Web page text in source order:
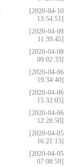
[2020-04-10
13:54:51]
[2020-04-08
11:39:45]
[2020-04-08
09:02:33]
[2020-04-06
19:34:40]
[2020-04-06
15:32:05]
[2020-04-06
12:28:50]
[2020-04-05
16:21:13]
[2020-04-05
07:08:59]